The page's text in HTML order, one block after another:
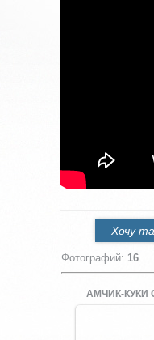
Хочу
Фотографий: 16
АМЧИК-КУКИ